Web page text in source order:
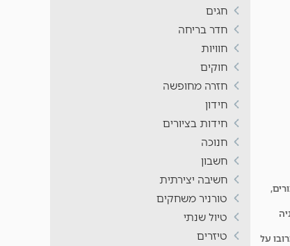
על
חגים
חדר בריחה
חוויות
חוקים
חזרה מחופשה
חידון
חידות בציורים
חנוכה
חשבון
חשיבה יצירתית
טורניר משחקים
טיול שנתי
טיזרים